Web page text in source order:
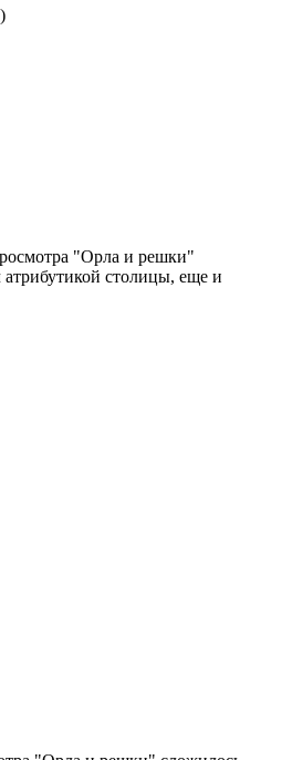
)
"Орла и решки"
столицы, еще и